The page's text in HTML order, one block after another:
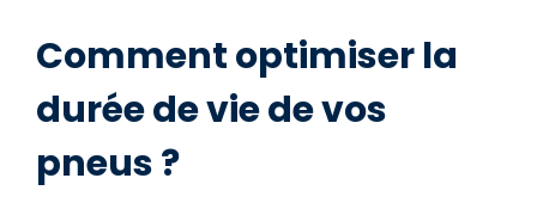
Comment optimiser la
durée de vie de vos
pneus ?